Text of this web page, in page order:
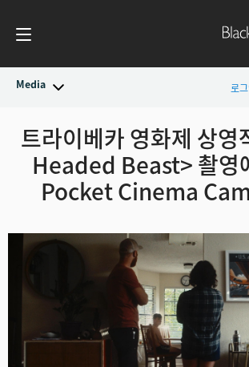
Media 로
최신 소식
뉴스 아카이브
Argentina
Australia
Austria
Brazil
Denmark
트라이베카 영화제 상영
Headed Beast> 촬영
Pocket Cinema